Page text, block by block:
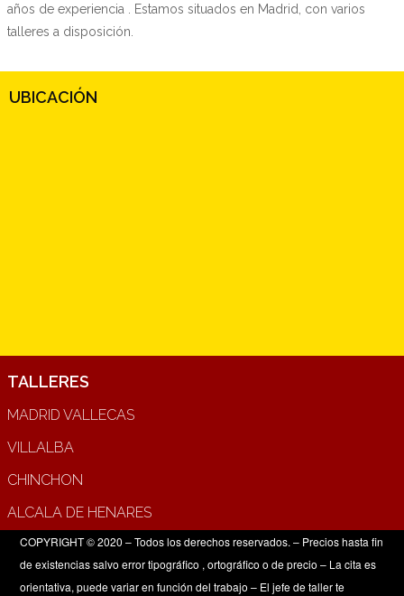
años de experiencia . Estamos situados en Madrid, con varios
talleres a disposición.
UBICACIÓN
TALLERES
MADRID VALLECAS
VILLALBA
CHINCHON
ALCALA DE HENARES
COPYRIGHT © 2020 – Todos los derechos reservados. – Precios hasta fin
de existencias salvo error tipográfico , ortográfico o de precio – La cita es
orientativa, puede variar en función del trabajo – El jefe de taller te